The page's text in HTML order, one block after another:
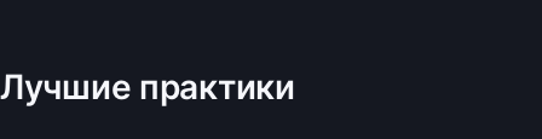
Лучшие практики